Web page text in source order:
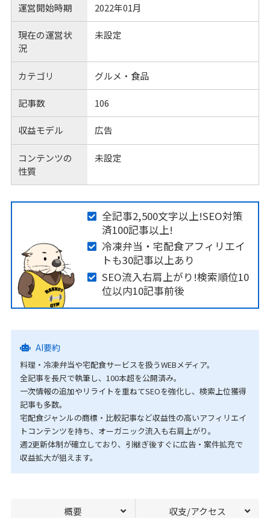
運営開始時期 2022年01月
現在の運営状
況
未設定
カテゴリ グルメ・食品
記事数 106
収益モデル 広告
コンテンツの
性質
未設定
全記事2,500文字以上!SEO対策
済100記事以上!
冷凍弁当・宅配食アフィリエイ
トも30記事以上あり
SEO流入右肩上がり!検索順位10
位以内10記事前後
AI要約
料理・冷凍弁当や宅配食サービスを扱うWEBメディア。
全記事を長尺で執筆し、100本超を公開済み。
一次情報の追加やリライトを重ねてSEOを強化し、検索上位獲得
記事も多数。
宅配食ジャンルの商標・比較記事など収益性の高いアフィリエイ
トコンテンツを持ち、オーガニック流入も右肩上がり。
週2更新体制が確立しており、引継ぎ後すぐに広告・案件拡充で
収益拡大が狙えます。
概要 収支/アクセス